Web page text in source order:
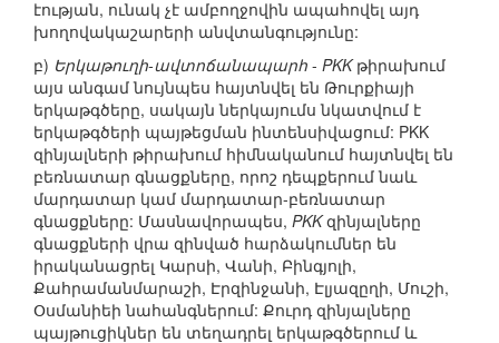
էության, ունակ չէ ամբողջովին ապահովել այդ
խողովակաշարերի անվտանգությունը:
բ) Երկաթուղի-ավտոճանապարհ - PKKթիրախում
այս անգամ նույնպես հայտնվել են Թուրքիայի
երկաթգծերը, սակայն ներկայումս նկատվում է
երկաթգծերի պայթեցման ինտենսիվացում: PKK
զինյալների թիրախում հիմնականում հայտնվել են
բեռնատար գնացքները, որոշ դեպքերում նաև
մարդատար կամ մարդատար-բեռնատար
գնացքները: Մասնավորապես, PKKզինյալները
գնացքների վրա զինված հարձակումներ են
իրականացրել Կարսի, Վանի, Բինգյոլի,
Քահրամանմարաշի, Էրզինջանի, Էլյազըղի, Մուշի,
Օսմանիեի նահանգներում: Քուրդ զինյալները
պայթուցիկներ են տեղադրել երկաթգծերում և